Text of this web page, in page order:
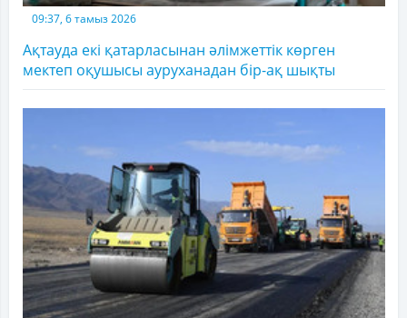
09:37, 6 тамыз 2026
Ақтауда екі қатарласынан әлімжеттік көрген
мектеп оқушысы ауруханадан бір-ақ шықты